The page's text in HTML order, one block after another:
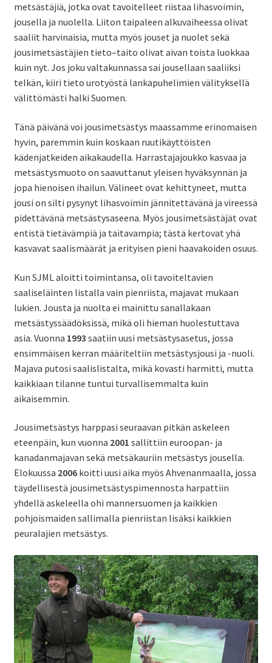
metsästäjiä, jotka ovat tavoitelleet riistaa lihasvoimin,
jousella ja nuolella. Liiton taipaleen alkuvaiheessa olivat
saaliit harvinaisia, mutta myös jouset ja nuolet sekä
jousimetsästäjien tieto–taito olivat aivan toista luokkaa
kuin nyt. Jos joku valtakunnassa sai jousellaan saaliiksi
telkän, kiiri tieto urotyöstä lankapuhelimien välityksellä
välittömästi halki Suomen.
Tänä päivänä voi jousimetsästys maassamme erinomaisen
hyvin, paremmin kuin koskaan ruutikäyttöisten
kädenjatkeiden aikakaudella. Harrastajajoukko kasvaa ja
metsästysmuoto on saavuttanut yleisen hyväksynnän ja
jopa hienoisen ihailun. Välineet ovat kehittyneet, mutta
jousi on silti pysynyt lihasvoimin jännitettävänä ja vireessä
pidettävänä metsästysaseena. Myös jousimetsästäjät ovat
entistä tietävämpiä ja taitavampia; tästä kertovat yhä
kasvavat saalismäärät ja erityisen pieni haavakoiden osuus.
Kun SJML aloitti toimintansa, oli tavoiteltavien
saaliseläinten listalla vain pienriista, majavat mukaan
lukien. Jousta ja nuolta ei mainittu sanallakaan
metsästyssäädöksissä, mikä oli hieman huolestuttava
asia. Vuonna 1993 saatiin uusi metsästysasetus, jossa
ensimmäisen kerran määriteltiin metsästysjousi ja -nuoli.
Majava putosi saalislistalta, mikä kovasti harmitti, mutta
kaikkiaan tilanne tuntui turvallisemmalta kuin
aikaisemmin.
Jousimetsästys harppasi seuraavan pitkän askeleen
eteenpäin, kun vuonna 2001 sallittiin euroopan- ja
kanadanmajavan sekä metsäkauriin metsästys jousella.
Elokuussa 2006koitti uusi aika myös Ahvenanmaalla, jossa
täydellisestä jousimetsästyspimennosta harpattiin
yhdellä askeleella ohi mannersuomen ja kaikkien
pohjoismaiden sallimalla pienriistan lisäksi kaikkien
peuralajien metsästys.